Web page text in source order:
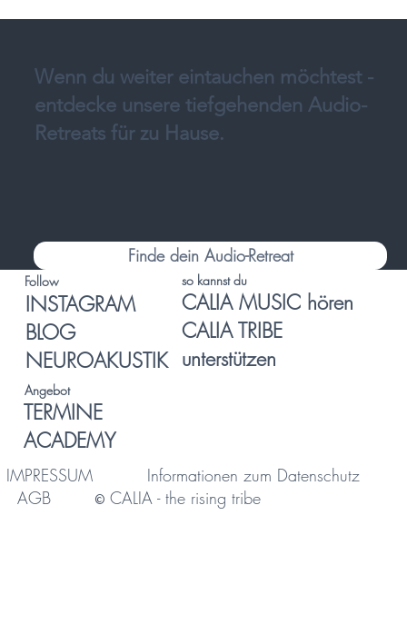
Finde dein Audio-Retreat
Wenn du weiter eintauchen möchtest -
entdecke unsere tiefgehenden Audio-
Retreats für zu Hause.
IMPRESSUM Informationen zum Datenschutz
AGB
©CALIA - the rising tribe
Follow
INSTAGRAM
BLOG
NEUROAKUSTIK
so kannst du
CALIA MUSIC hören
CALIA TRIBE
unterstützen
Angebot
TERMINE
ACADEMY